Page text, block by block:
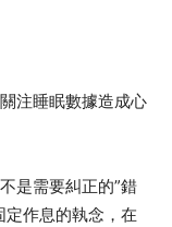
注睡眠數據造成心
是需要糾正的”錯
定作息的執念，在